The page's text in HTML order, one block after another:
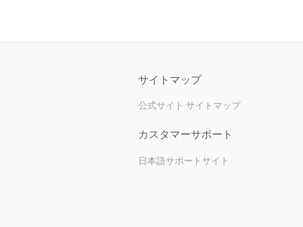
サイトマップ
公式サイト サイトマップ
カスタマーサポート
日本語サポートサイト